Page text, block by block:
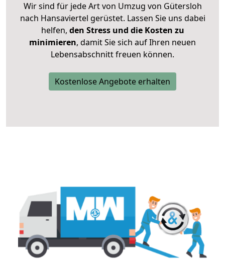
Wir sind für jede Art von Umzug von Gütersloh
nach Hansaviertel gerüstet. Lassen Sie uns dabei
helfen, den Stress und die Kosten zu
minimieren, damit Sie sich auf Ihren neuen
Lebensabschnitt freuen können.
Kostenlose Angebote erhalten